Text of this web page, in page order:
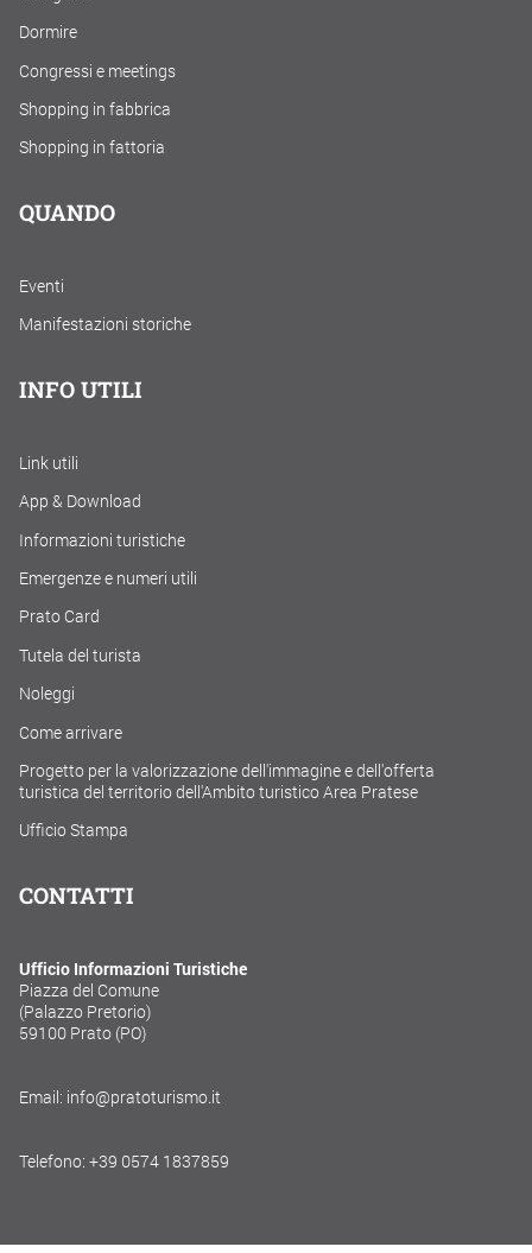
Dormire
Congressi e meetings
Shopping in fabbrica
Shopping in fattoria
QUANDO
Eventi
Manifestazioni storiche
INFO UTILI
Link utili
App & Download
Informazioni turistiche
Emergenze e numeri utili
Prato Card
Tutela del turista
Noleggi
Come arrivare
Progetto per la valorizzazione dell'immagine e dell'offerta
turistica del territorio dell'Ambito turistico Area Pratese
Ufficio Stampa
CONTATTI
Ufficio Informazioni Turistiche
Piazza del Comune
(Palazzo Pretorio)
59100 Prato (PO)
Email: info@pratoturismo.it
Telefono: +39 0574 1837859